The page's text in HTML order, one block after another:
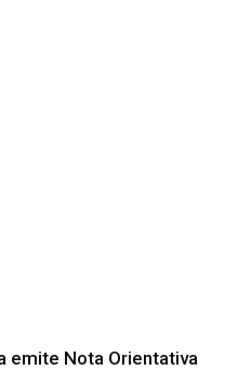
emite Nota Orientativa